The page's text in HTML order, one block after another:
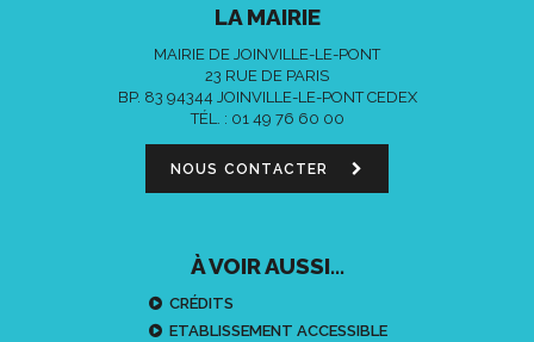
LA MAIRIE
MAIRIE DE JOINVILLE-LE-PONT
23 RUE DE PARIS
BP. 83 94344 JOINVILLE-LE-PONT CEDEX
TÉL. : 01 49 76 60 00
NOUS CONTACTER
À VOIR AUSSI...
CRÉDITS
ETABLISSEMENT ACCESSIBLE